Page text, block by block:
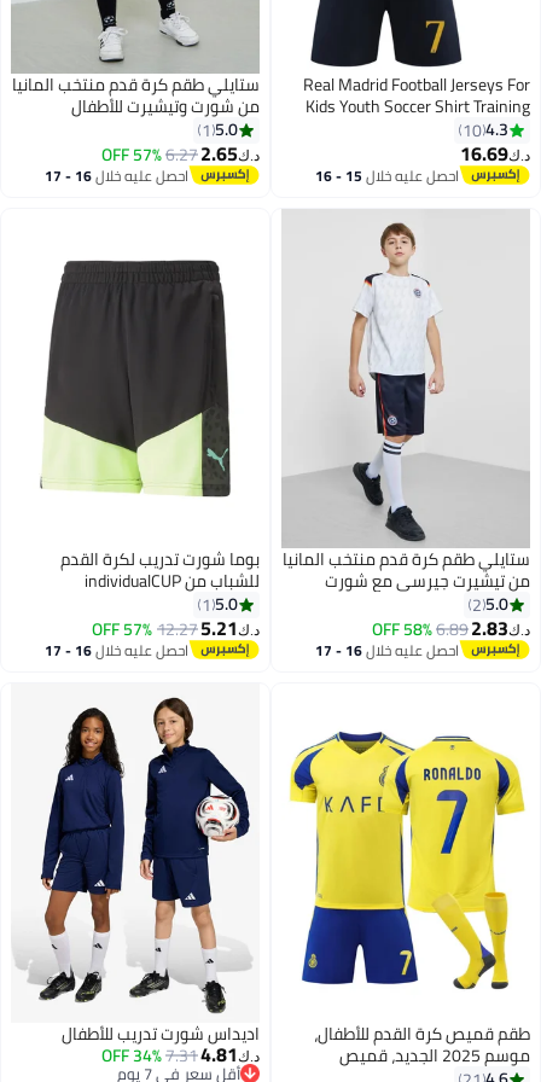
Real Madrid Football Jerseys For
Kids Youth Soccer Shirt Training
uniform Suit
4.3
10
د.ك‏16.69
احصل عليه خلال 15 - 16
ستايلي طقم كرة قدم منتخب المانيا
من شورت وتيشيرت للأطفال
5.0
1
د.ك‏2.65
6.27
57% OFF
احصل عليه خلال 16 - 17
ستايلي طقم كرة قدم منتخب المانيا
من تيشيرت جيرسي مع شورت
للأولاد
5.0
2
د.ك‏2.83
6.89
58% OFF
احصل عليه خلال 16 - 17
بوما شورت تدريب لكرة القدم
للشباب من individualCUP
5.0
1
د.ك‏5.21
12.27
57% OFF
احصل عليه خلال 16 - 17
طقم قميص كرة القدم للأطفال،
موسم 2025 الجديد، قميص
اديداس شورت تدريب للأطفال
د.ك‏ 4.81
7.31
34% OFF
أقل سعر في 7 يوم